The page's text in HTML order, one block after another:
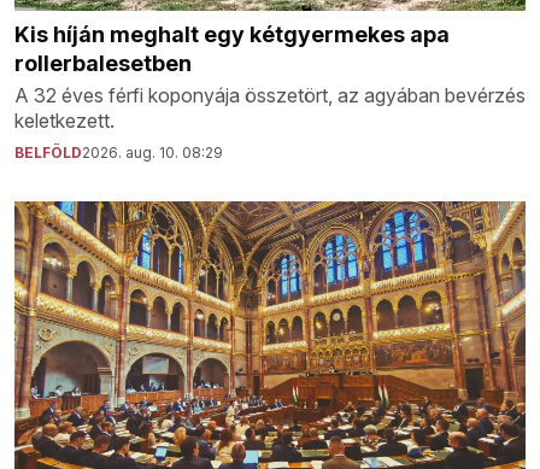
Kis híján meghalt egy kétgyermekes apa
rollerbalesetben
A 32 éves férfi koponyája összetört, az agyában bevérzés
keletkezett.
BELFÖLD2026. aug. 10. 08:29